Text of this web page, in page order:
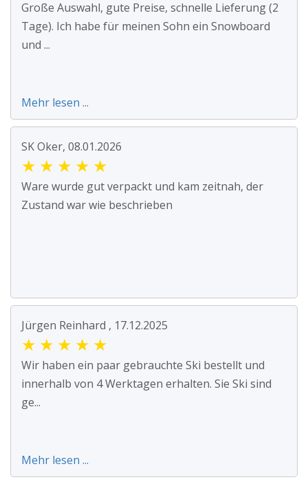
Große Auswahl, gute Preise, schnelle Lieferung (2
Tage). Ich habe für meinen Sohn ein Snowboard
und ...
Mehr lesen ...
SK Oker, 08.01.2026
★ ★ ★ ★ ★
Ware wurde gut verpackt und kam zeitnah, der
Zustand war wie beschrieben
Jürgen Reinhard , 17.12.2025
★ ★ ★ ★ ★
Wir haben ein paar gebrauchte Ski bestellt und
innerhalb von 4 Werktagen erhalten. Sie Ski sind
ge...
Mehr lesen ...